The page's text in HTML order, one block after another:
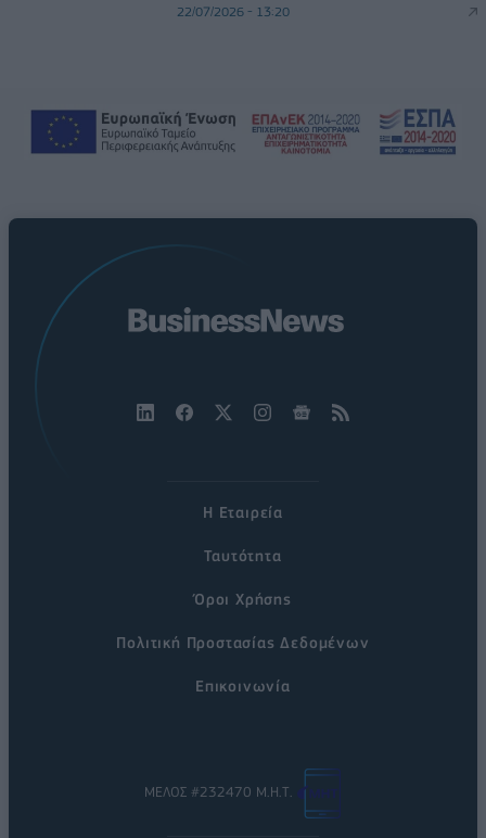
22/07/2026 - 13:20
Η Εταιρεία
Ταυτότητα
Όροι Χρήσης
Πολιτική Προστασίας Δεδομένων
Επικοινωνία
ΜΕΛΟΣ #232470 Μ.Η.Τ.